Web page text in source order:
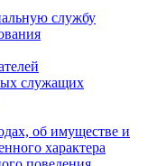
службу
служащих
об имуществе и
характера